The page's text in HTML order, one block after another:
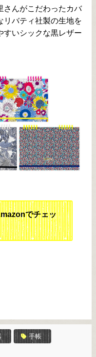
さんがこだわったカバ
リ バティ社製の生地を
すいシックな黒レザー
でチェッ
手帳